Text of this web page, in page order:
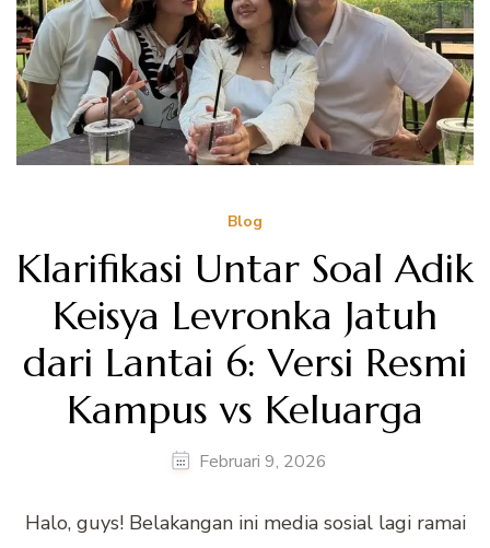
Blog
Klarifikasi Untar Soal Adik
Keisya Levronka Jatuh
dari Lantai 6: Versi Resmi
Kampus vs Keluarga
Februari 9, 2026
Halo, guys! Belakangan ini media sosial lagi ramai